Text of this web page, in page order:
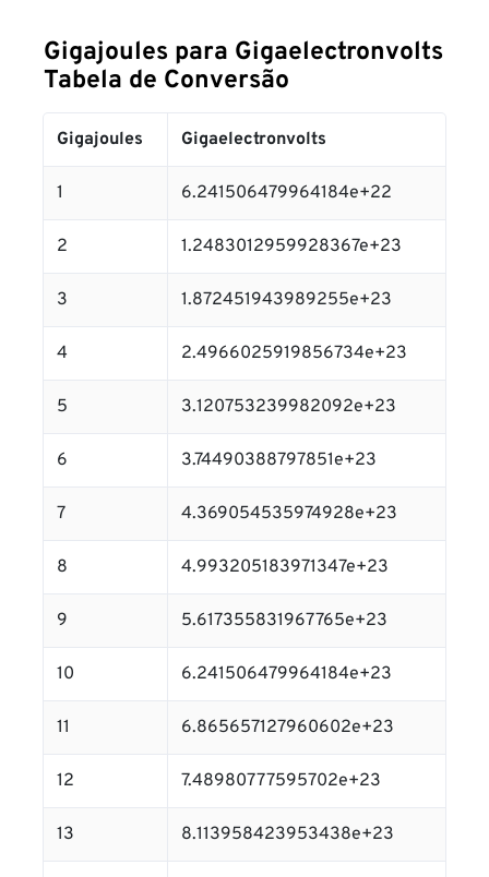
Gigajoules para Gigaelectronvolts
Tabela de Conversão
Gigajoules Gigaelectronvolts
1 6.241506479964184e+22
2 1.2483012959928367e+23
3 1.872451943989255e+23
4 2.4966025919856734e+23
5 3.120753239982092e+23
6 3.74490388797851e+23
7 4.369054535974928e+23
8 4.993205183971347e+23
9 5.617355831967765e+23
10 6.241506479964184e+23
11 6.865657127960602e+23
12 7.48980777595702e+23
13 8.113958423953438e+23